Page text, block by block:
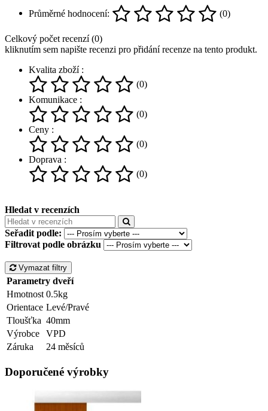
Průměrné hodnocení: (0)
Celkový počet recenzí (0)
kliknutím sem napište recenzi pro přidání recenze na tento produkt.
Kvalita zboží :
(0)
Komunikace :
(0)
Ceny :
(0)
Doprava :
(0)
Hledat v recenzích
Seřadit podle:
Filtrovat podle obrázku
Vymazat filtry
Parametry dveří
Hmotnost 0.5kg
Orientace Levé/Pravé
Tloušťka 40mm
Výrobce
VPD
Záruka
24 měsíců
Doporučené výrobky